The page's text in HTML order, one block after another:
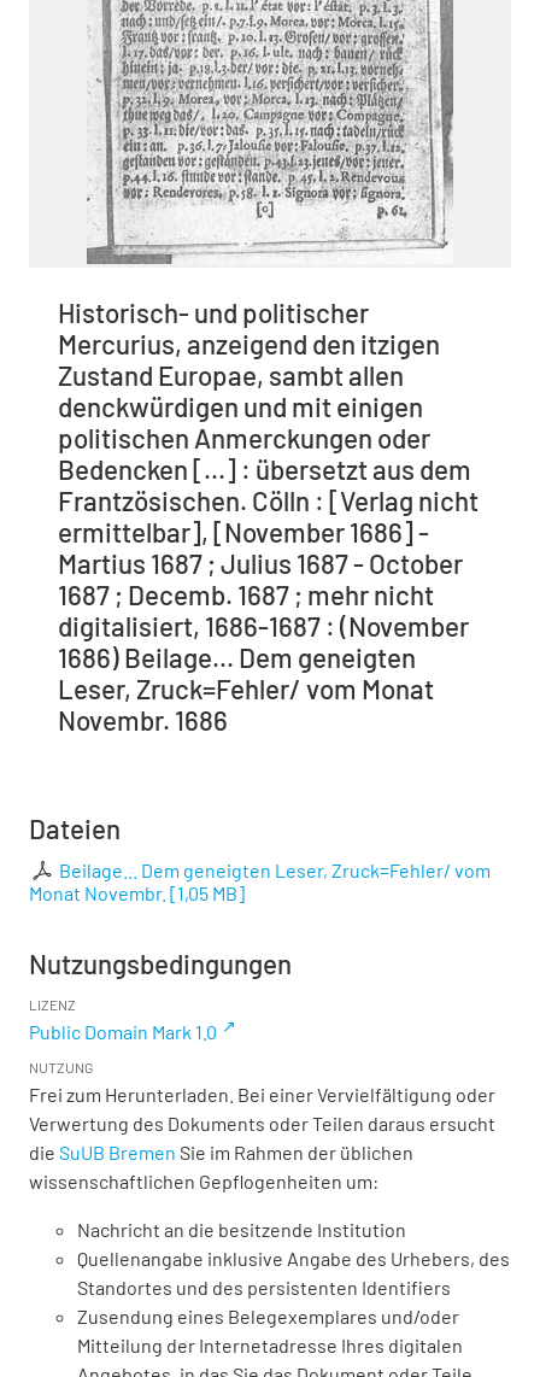
Historisch- und politischer
Mercurius, anzeigend den itzigen
Zustand Europae, sambt allen
denckwürdigen und mit einigen
politischen Anmerckungen oder
Bedencken [...] : übersetzt aus dem
Frantzösischen. Cölln : [Verlag nicht
ermittelbar], [November 1686] -
Martius 1687 ; Julius 1687 - October
1687 ; Decemb. 1687 ; mehr nicht
digitalisiert, 1686-1687 : (November
1686) Beilage... Dem geneigten
Leser, Zruck=Fehler/ vom Monat
Novembr. 1686
Dateien
Beilage... Dem geneigten Leser, Zruck=Fehler/ vom
Monat Novembr. [1,05 MB]
Nutzungsbedingungen
LIZENZ
Public Domain Mark 1.0
NUTZUNG
Frei zum Herunterladen. Bei einer Vervielfältigung oder
Verwertung des Dokuments oder Teilen daraus ersucht
die SuUB Bremen Sie im Rahmen der üblichen
wissenschaftlichen Gepflogenheiten um:
Nachricht an die besitzende Institution
Quellenangabe inklusive Angabe des Urhebers, des
Standortes und des persistenten Identifiers
Zusendung eines Belegexemplares und/oder
Mitteilung der Internetadresse Ihres digitalen